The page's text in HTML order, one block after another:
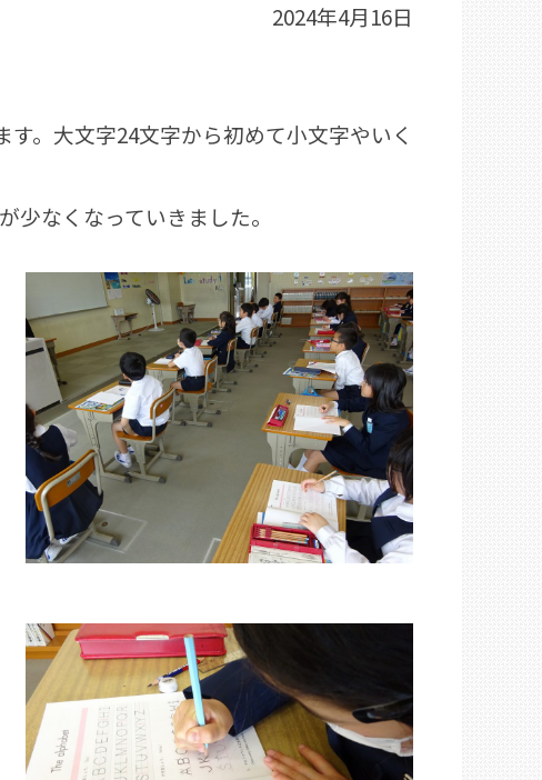
2024年4月16日
。大文字24文字から初めて小文字やいく
なくなっていきました。